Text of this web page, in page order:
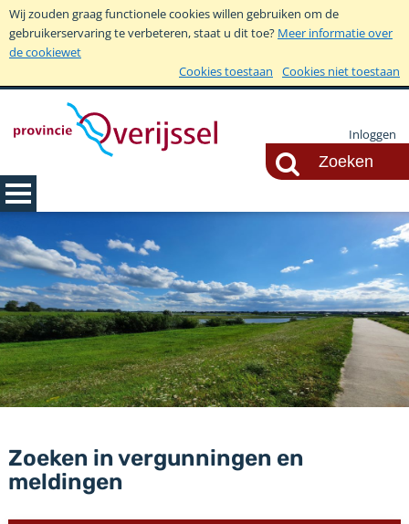
Wij zouden graag functionele cookies willen gebruiken om de
gebruikerservaring te verbeteren, staat u dit toe? Meer informatie over
de cookiewet
Cookies toestaan
Cookies niet toestaan
Inloggen
Zoeken in vergunningen en
meldingen